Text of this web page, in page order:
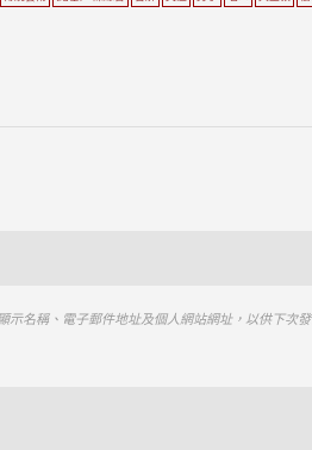
示名稱、電子郵件地址及個人網站網址，以供下次